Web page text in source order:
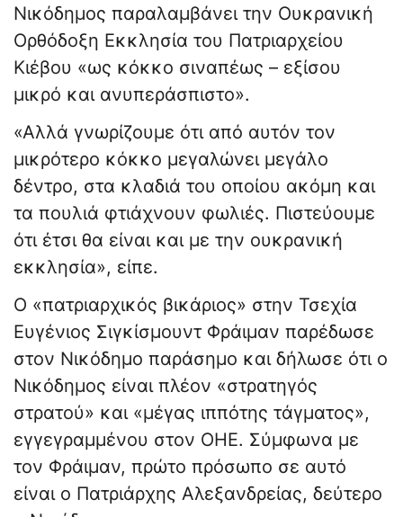
Νικόδημος παραλαμβάνει την Ουκρανική
Ορθόδοξη Εκκλησία του Πατριαρχείου
Κιέβου «ως κόκκο σιναπέως – εξίσου
μικρό και ανυπεράσπιστο».
«Αλλά γνωρίζουμε ότι από αυτόν τον
μικρότερο κόκκο μεγαλώνει μεγάλο
δέντρο, στα κλαδιά του οποίου ακόμη και
τα πουλιά φτιάχνουν φωλιές. Πιστεύουμε
ότι έτσι θα είναι και με την ουκρανική
εκκλησία», είπε.
Ο «πατριαρχικός βικάριος» στην Τσεχία
Ευγένιος Σιγκίσμουντ Φράιμαν παρέδωσε
στον Νικόδημο παράσημο και δήλωσε ότι ο
Νικόδημος είναι πλέον «στρατηγός
στρατού» και «μέγας ιππότης τάγματος»,
εγγεγραμμένου στον ΟΗΕ. Σύμφωνα με
τον Φράιμαν, πρώτο πρόσωπο σε αυτό
είναι ο Πατριάρχης Αλεξανδρείας, δεύτερο